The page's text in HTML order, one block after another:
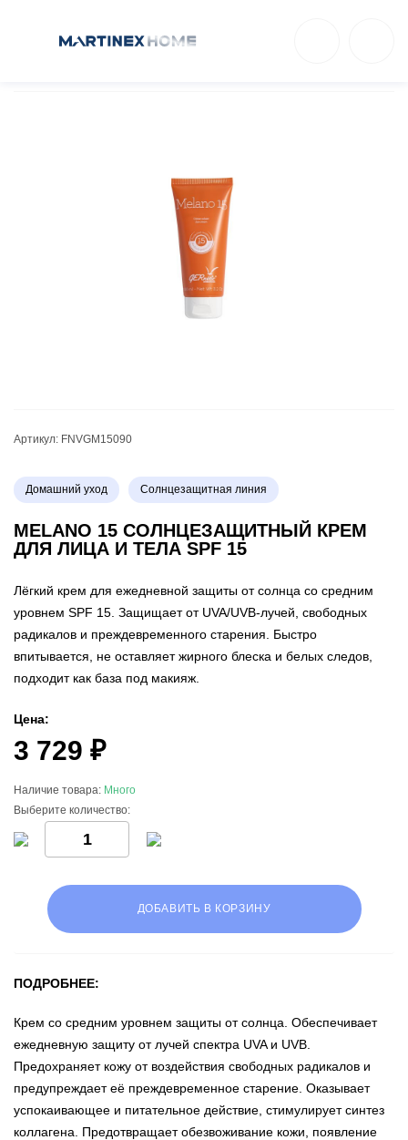
Артикул: FNVGM15090
Домашний уход Солнцезащитная линия
MELANO 15 CОЛНЦЕЗАЩИТНЫЙ КРЕМ
ДЛЯ ЛИЦА И ТЕЛА SPF 15
Лёгкий крем для ежедневной защиты от солнца со средним
уровнем SPF 15. Защищает от UVA/UVB-лучей, свободных
радикалов и преждевременного старения. Быстро
впитывается, не оставляет жирного блеска и белых следов,
подходит как база под макияж.
Цена:
3 729 ₽
Наличие товара: Много
Выберите количество:
ДОБАВИТЬ В КОРЗИНУ
ПОДРОБНЕЕ:
Крем со средним уровнем защиты от солнца. Обеспечивает
ежедневную защиту от лучей спектра UVA и UVB.
Предохраняет кожу от воздействия свободных радикалов и
предупреждает её преждевременное старение. Оказывает
успокаивающее и питательное действие, стимулирует синтез
коллагена. Предотвращает обезвоживание кожи, появление